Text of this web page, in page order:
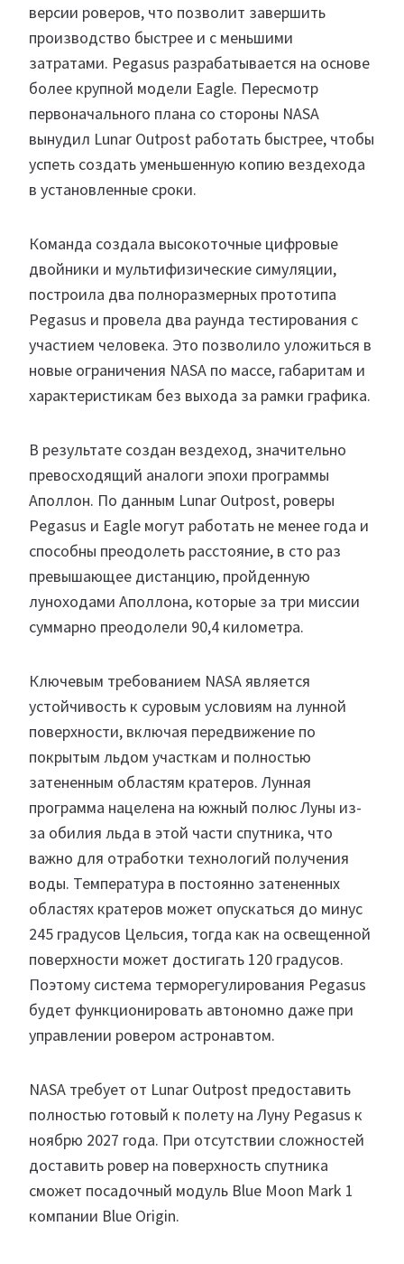
версии роверов, что позволит завершить
производство быстрее и с меньшими
затратами. Pegasus разрабатывается на основе
более крупной модели Eagle. Пересмотр
первоначального плана со стороны NASA
вынудил Lunar Outpost работать быстрее, чтобы
успеть создать уменьшенную копию вездехода
в установленные сроки.
Команда создала высокоточные цифровые
двойники и мультифизические симуляции,
построила два полноразмерных прототипа
Pegasus и провела два раунда тестирования с
участием человека. Это позволило уложиться в
новые ограничения NASA по массе, габаритам и
характеристикам без выхода за рамки графика.
В результате создан вездеход, значительно
превосходящий аналоги эпохи программы
Аполлон. По данным Lunar Outpost, роверы
Pegasus и Eagle могут работать не менее года и
способны преодолеть расстояние, в сто раз
превышающее дистанцию, пройденную
луноходами Аполлона, которые за три миссии
суммарно преодолели 90,4 километра.
Ключевым требованием NASA является
устойчивость к суровым условиям на лунной
поверхности, включая передвижение по
покрытым льдом участкам и полностью
затененным областям кратеров. Лунная
программа нацелена на южный полюс Луны из-
за обилия льда в этой части спутника, что
важно для отработки технологий получения
воды. Температура в постоянно затененных
областях кратеров может опускаться до минус
245 градусов Цельсия, тогда как на освещенной
поверхности может достигать 120 градусов.
Поэтому система терморегулирования Pegasus
будет функционировать автономно даже при
управлении ровером астронавтом.
NASA требует от Lunar Outpost предоставить
полностью готовый к полету на Луну Pegasus к
ноябрю 2027 года. При отсутствии сложностей
доставить ровер на поверхность спутника
сможет посадочный модуль Blue Moon Mark 1
компании Blue Origin.